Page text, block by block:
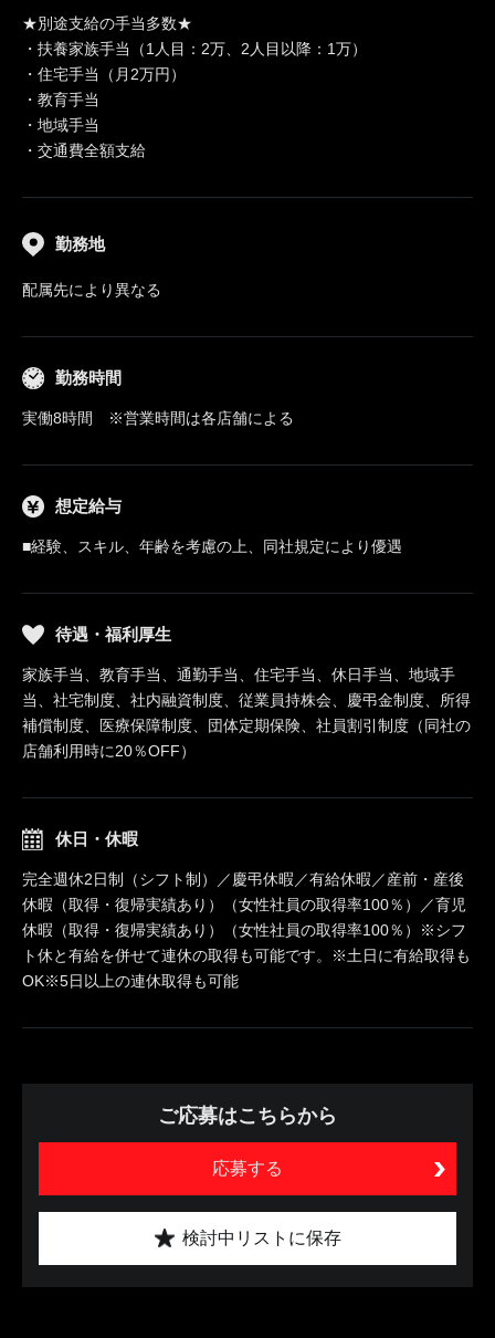
★別途支給の手当多数★
・扶養家族手当（1人目：2万、2人目以降：1万）
・住宅手当（月2万円）
・教育手当
・地域手当
・交通費全額支給
勤務地
配属先により異なる
勤務時間
実働8時間 ※営業時間は各店舗による
想定給与
■経験、スキル、年齢を考慮の上、同社規定により優遇
待遇・福利厚生
家族手当、教育手当、通勤手当、住宅手当、休日手当、地域手
当、社宅制度、社内融資制度、従業員持株会、慶弔金制度、所得
補償制度、医療保障制度、団体定期保険、社員割引制度（同社の
店舗利用時に20％OFF）
休日・休暇
完全週休2日制（シフト制）／慶弔休暇／有給休暇／産前・産後
休暇（取得・復帰実績あり）（女性社員の取得率100％）／育児
休暇（取得・復帰実績あり）（女性社員の取得率100％）※シフ
ト休と有給を併せて連休の取得も可能です。※土日に有給取得も
OK※5日以上の連休取得も可能
ご応募はこちらから
応募する
検討中リストに保存